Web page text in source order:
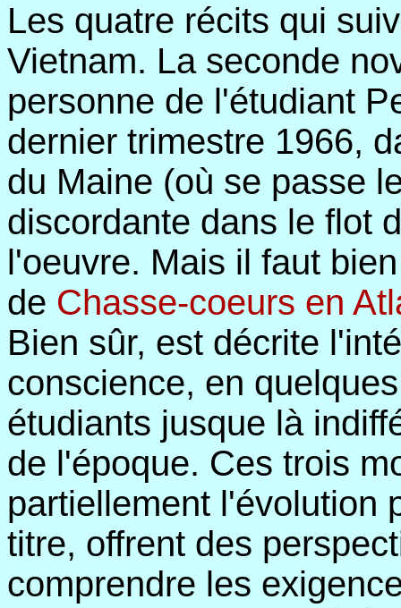
Les quatre récits qui
Vietnam. La seconde
personne de l'étudiant
dernier trimestre 1966,
du Maine (où se passe
discordante dans le flot
l'oeuvre. Mais il faut
de Chasse-coeurs en
Bien sûr, est décrite
conscience, en
étudiants jusque là
de l'époque. Ces trois
partiellement l'évolution
titre, offrent des
comprendre les